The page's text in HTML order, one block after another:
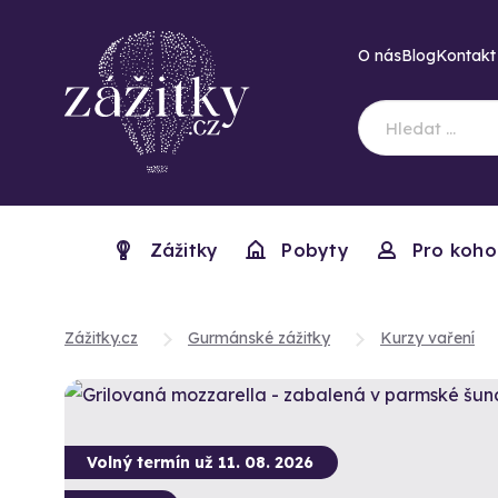
O násBlogKontakt
Zážitky Pobyty Pro koho
Zážitky.cz Gurmánské zážitky Kurzy vaření
Volný termín už 11. 08. 2026